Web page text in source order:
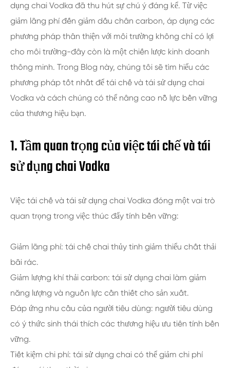
dụng chai Vodka đã thu hút sự chú ý đáng kể. Từ việc
giảm lãng phí đến giảm dấu chân carbon, áp dụng các
phương pháp thân thiện với môi trường không chỉ có lợi
cho môi trường-đây còn là một chiến lược kinh doanh
thông minh. Trong Blog này, chúng tôi sẽ tìm hiểu các
phương pháp tốt nhất để tái chế và tái sử dụng chai
Vodka và cách chúng có thể nâng cao nỗ lực bền vững
của thương hiệu bạn.
1. Tầm quan trọng của việc tái chế và tái
sử dụng chai Vodka
Việc tái chế và tái sử dụng chai Vodka đóng một vai trò
quan trọng trong việc thúc đẩy tính bền vững:
Giảm lãng phí: tái chế chai thủy tinh giảm thiểu chất thải
bãi rác.
Giảm lượng khí thải carbon: tái sử dụng chai làm giảm
năng lượng và nguồn lực cần thiết cho sản xuất.
Đáp ứng nhu cầu của người tiêu dùng: người tiêu dùng
có ý thức sinh thái thích các thương hiệu ưu tiên tính bền
vững.
Tiết kiệm chi phí: tái sử dụng chai có thể giảm chi phí